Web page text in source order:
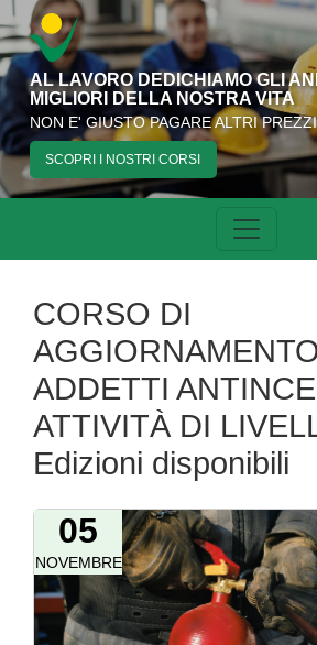
AL LAVORO DEDICHIAMO GLI
MIGLIORI DELLA NOSTRA VITA
NON E' GIUSTO PAGARE ALTRI PREZZI
SCOPRI I NOSTRI CORSI
CORSO DI
ADDETTI
ATTIVITÀ DI
Edizioni disponibili
05
NOVEMBRE